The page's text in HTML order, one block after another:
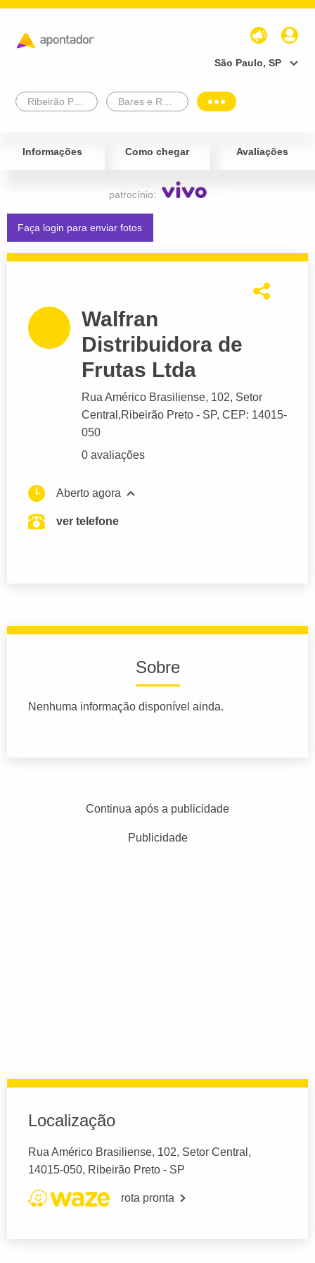
São Paulo, SP
Informações Como chegar Avaliações
patrocínio:
Faça login para enviar fotos
Walfran
Distribuidora de
Frutas Ltda
Rua Américo Brasiliense, 102, Setor
Central,Ribeirão Preto - SP, CEP: 14015-
050
0 avaliações
Aberto agora
ver telefone
Sobre
Nenhuma informação disponível ainda.
Continua após a publicidade
Publicidade
Localização
Rua Américo Brasiliense, 102, Setor Central,
14015-050, Ribeirão Preto - SP
rota pronta